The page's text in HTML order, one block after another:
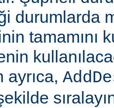
durumlarda
tamamını
ayrıca,